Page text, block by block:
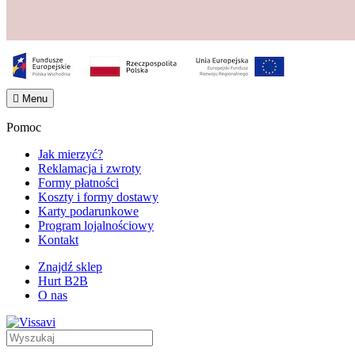
 Menu
Pomoc
Jak mierzyć?
Reklamacja i zwroty
Formy płatności
Koszty i formy dostawy
Karty podarunkowe
Program lojalnościowy
Kontakt
Znajdź sklep
Hurt B2B
O nas